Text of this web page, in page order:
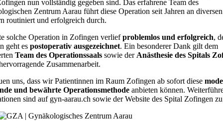
nun vollständig gegeben sind. Das erfahrene Team des
Zentrum Aarau führt diese Operation seit Jahren an diversen
routiniert und erfolgreich durch.
solche Operation in Zofingen verliefproblemlos und erfolgreich,
geht es postoperativ ausgezeichnet. Ein besonderer Dank gilt dem
Team des Operationssaals sowie der Anästhesie des Spitals
Zusammenarbeit.
uns, dass wir Patientinnen im Raum Zofingen ab sofort diese
und bewährte Operationsmethode anbieten können.
sind auf gyn-aarau.ch sowie der Website des Spital Zofingen